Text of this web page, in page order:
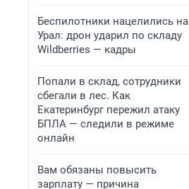
Беспилотники нацелились на
Урал: дрон ударил по складу
Wildberries — кадры
Попали в склад, сотрудники
сбегали в лес. Как
Екатеринбург пережил атаку
БПЛА — следили в режиме
онлайн
Вам обязаны повысить
зарплату — причина